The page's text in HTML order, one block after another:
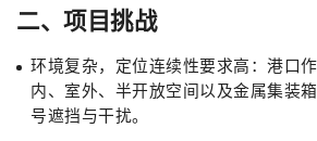
二、项目挑战
环境复杂，定位连续性要求高：港口
内、室外、半开放空间以及金属集装
号遮挡与干扰。